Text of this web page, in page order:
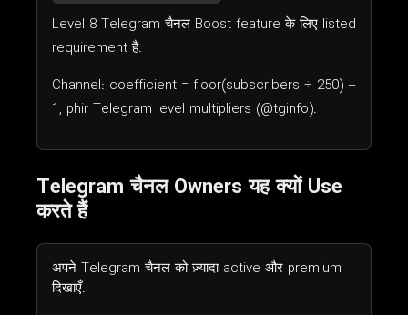
Level 8 Telegram चैनल Boost feature के लिए listed
requirement है.
Channel: coefficient = floor(subscribers ÷ 250) +
1, phir Telegram level multipliers (@tginfo).
Telegram चैनल Owners यह क्यों Use
करते हैं
अपने Telegram चैनल को ज़्यादा active और premium
दिखाएँ.